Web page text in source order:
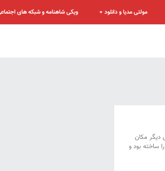
مولتی مدیا و دانلود ویکی شاهنامه و شبکه های
دیگر مکان
ساخته بود و